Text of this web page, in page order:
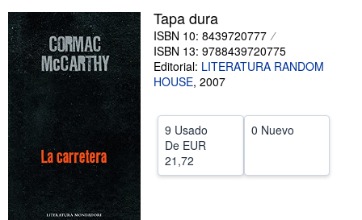
Vendedores
Comenzar a vender
Ayuda
Tapa dura
ISBN 10: 8439720777
ISBN 13: 9788439720775
Editorial: LITERATURA RANDOM
HOUSE, 2007
9 Usado
De EUR
21,72
0 Nuevo